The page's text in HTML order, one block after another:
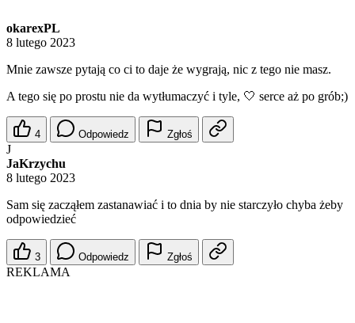
okarexPL
8 lutego 2023
Mnie zawsze pytają co ci to daje że wygrają, nic z tego nie masz.
A tego się po prostu nie da wytłumaczyć i tyle, 🤍 serce aż po grób;)
4 Odpowiedz Zgłoś
J
JaKrzychu
8 lutego 2023
Sam się zacząłem zastanawiać i to dnia by nie starczyło chyba żeby
odpowiedzieć
3 Odpowiedz Zgłoś
REKLAMA